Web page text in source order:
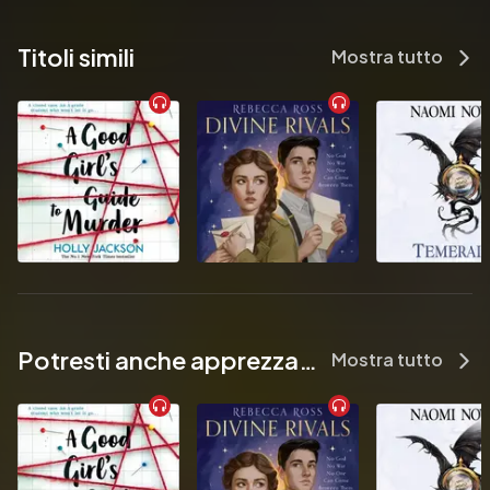
Titoli simili Mostra tutto
Potresti anche apprezzare... Mostra tutto